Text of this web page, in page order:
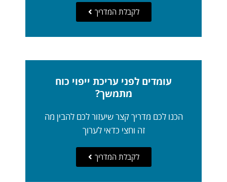
לקבלת המדריך
עומדים לפני עריכת ייפוי כוח
מתמשך?
הכנו לכם מדריך קצר שיעזור לכם להבין מה
זה וחצי כדאי לערוך
לקבלת המדריך